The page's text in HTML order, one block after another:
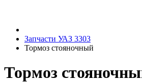
Запчасти УАЗ 3303
Тормоз стояночный
Тормоз